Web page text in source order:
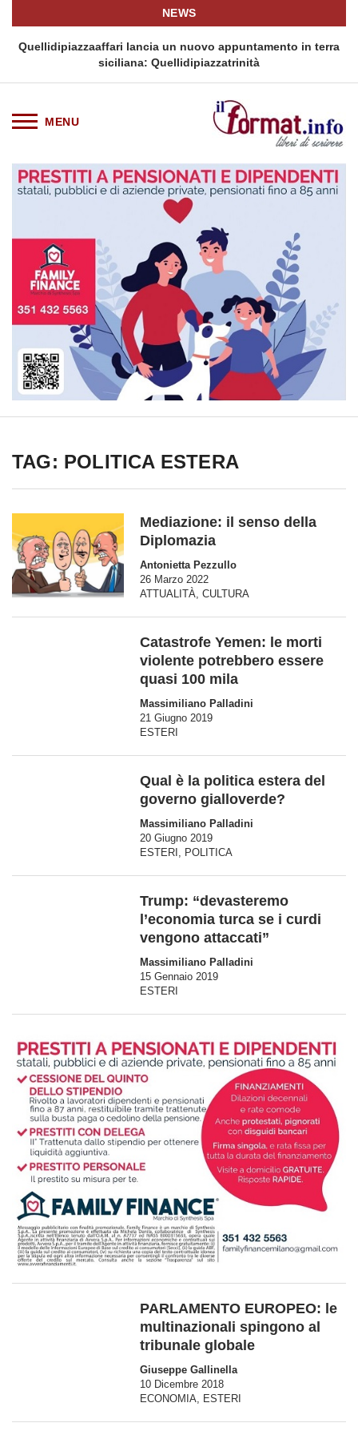
NEWS
Quellidipiazzaaffari lancia un nuovo appuntamento in terra
siciliana: Quellidipiazzatrinità
TAG: POLITICA ESTERA
Mediazione: il senso della
Diplomazia
Antonietta Pezzullo
26 Marzo 2022
ATTUALITÀ, CULTURA
Catastrofe Yemen: le morti
violente potrebbero essere
quasi 100 mila
Massimiliano Palladini
21 Giugno 2019
ESTERI
Qual è la politica estera del
governo gialloverde?
Massimiliano Palladini
20 Giugno 2019
ESTERI , POLITICA
Trump: “devasteremo
l’economia turca se i curdi
vengono attaccati”
Massimiliano Palladini
15 Gennaio 2019
ESTERI
PARLAMENTO EUROPEO: le
multinazionali spingono al
tribunale globale
Giuseppe Gallinella
10 Dicembre 2018
ECONOMIA
ESTERI